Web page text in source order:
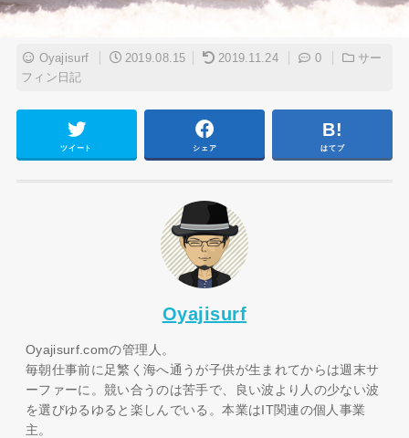
Oyajisurf 2019.08.15 2019.11.24 0
サー
フィン日記
ツイート シェア はてブ
Oyajisurf
Oyajisurf.comの管理人。
毎朝仕事前に足繁く海へ通うが子供が生まれてからは週末サ
ーファーに。競い合うのは苦手で、良い波より人の少ない波
を選びゆるゆると楽しんでいる。本業はIT関連の個人事業
主。